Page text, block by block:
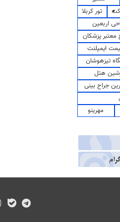
تور کربلا
اربعین
پزشکان
ایمپلنت
تیزهوشان
هتل
جراح بینی
مهرینو